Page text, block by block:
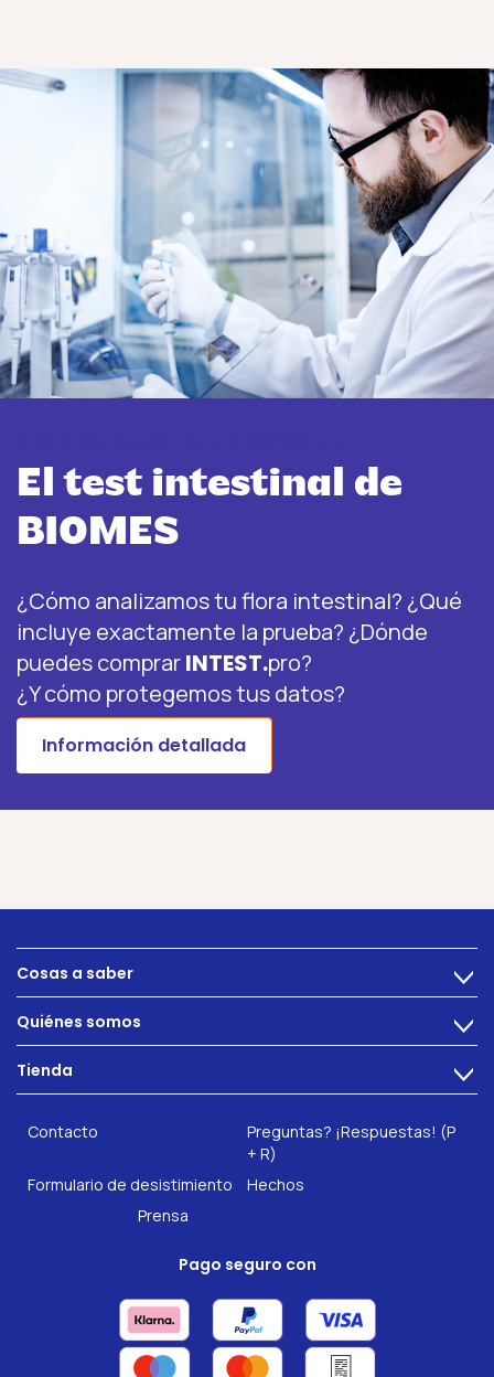
El test intestinal de
BIOMES
¿Cómo analizamos tu flora intestinal? ¿Qué
incluye exactamente la prueba? ¿Dónde
puedes comprarINTEST.pro?
¿Y cómo protegemos tus datos?
Información detallada
Cosas a saber >
Alimentacion
Salud intestinal
Quiénes somos >
Tecnología
Tienda >
INTEST.pro
Nuestros complementos alimenticios
Contacto
Preguntas? ¡Respuestas! (P
+ R)
Formulario de desistimiento
Hechos
Prensa
Pago seguro con